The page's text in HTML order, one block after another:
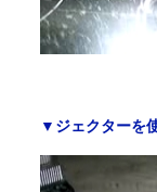
▼ジェクターを